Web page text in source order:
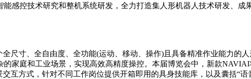
感控技术研究和整机系统研发，全力打造集人形机器人技术研发、
寸、全自由度、全功能(运动、移动、操作)且具备精准作业能力的
家庭和工业场景，实现高效高精度操控。本届博览会中，新款
互方式，针对不同工作岗位提供开箱即用的具身技能库，以及囊括“